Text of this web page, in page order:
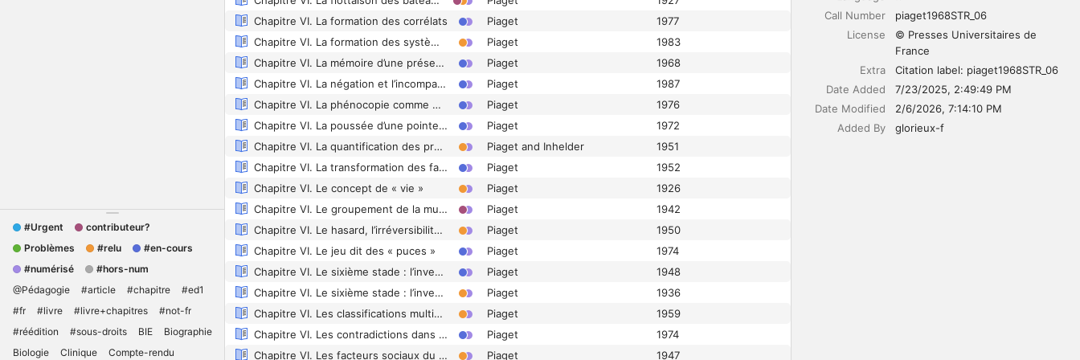
#Urgent
contributeur?
Problèmes
#relu
#en-cours
#numérisé
#hors-num
@Pédagogie
#article #chapitre
#ed1
#fr
#livre #livre+chapitres
#not-fr
#réédition
#sous-droits BIE
Biographie
Biologie
Clinique Compte-rendu
Chapitre VI. La formation des corrélats
Piaget
1977
Chapitre VI. La formation des systèmes préalgébriques
Piaget
1983
Chapitre VI. La mémoire d’une présentation d’opérations associatives
Piaget
1968
Chapitre VI. La négation et l’incompatibilité interobjectales
Piaget
1987
Chapitre VI. La phénocopie comme médiatrice entre les actions du milieu et les facteurs géniques du comportement
Piaget
1976
Chapitre VI. La poussée d’une pointe contre une plaquette
Piaget
1972
Chapitre VI. La quantification des probabilités
Piaget and Inhelder
1951
Chapitre VI. La transformation des familles les unes dans les autres
Piaget
1952
Chapitre VI. Le concept de « vie »
Piaget
1926
Chapitre VI. Le groupement de la multiplication co-univoque des classes (Groupement IV)
Piaget
1942
Chapitre VI. Le hasard, l’irréversibilité et l’induction
Piaget
1950
Chapitre VI. Le jeu dit des « puces »
Piaget
1974
Chapitre VI. Le sixième stade : l’invention des moyens nouveaux par combinaison mentale
Piaget
1948
Chapitre VI. Le sixième stade : l’invention des moyens nouveaux par combinaison mentale
Piaget
1936
Chapitre VI. Les classifications multiplicatives (matrices)
Piaget
1959
Chapitre VI. Les contradictions dans les coordinations d’observables (balance)
Piaget
1974
Chapitre VI. Les facteurs sociaux du développement intellectuel
Piaget 1947
Call Number
piaget1968STR_06
License
© Presses Universitaires de
France
Extra
Citation label: piaget1968STR_06
Date Added
7/23/2025, 2:49:49 PM
Date Modified
2/6/2026, 7:14:10 PM
Added By
glorieux-f